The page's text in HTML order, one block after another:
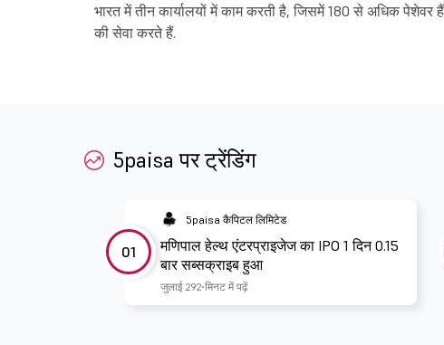
भारत में तीन कार्यालयों में काम करती है, जिसमें 180 से अधिक पेशेवर
की सेवा करते हैं.
5paisa पर ट्रेंडिंग
01
5paisa कैपिटल लिमिटेड
मणिपाल हेल्थ एंटरप्राइजेज का IPO 1 दिन 0.15
बार सब्सक्राइब हुआ
जुलाई 292 मिनट में पढ़ें